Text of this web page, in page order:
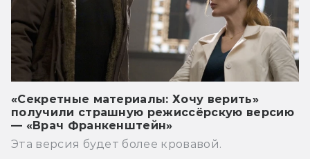
«Секретные материалы: Хочу верить»
получили страшную режиссёрскую версию
— «Врач Франкенштейн»
Эта версия будет более кровавой.